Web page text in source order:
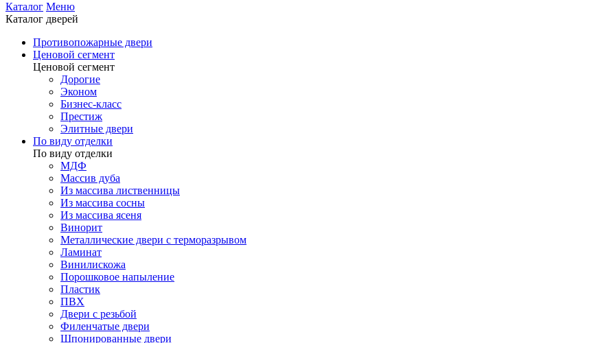
Каталог Меню
Каталог дверей
Противопожарные двери
Ценовой сегмент
Ценовой сегмент
Дорогие
Эконом
Бизнес-класс
Престиж
Элитные двери
По виду отделки
По виду отделки
МДФ
Массив дуба
Из массива лиственницы
Из массива сосны
Из массива ясеня
Винорит
Металлические двери с терморазрывом
Ламинат
Винилискожа
Порошковое напыление
Пластик
ПВХ
Двери с резьбой
Филенчатые двери
Шпонированные двери